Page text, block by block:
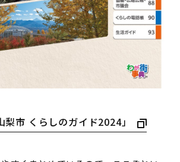
市 くらしのガイド2024」